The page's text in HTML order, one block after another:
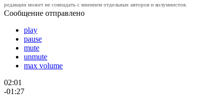
редакции может не совпадать с мнением отдельных авторов и колумнистов.
Сообщение отправлено
play
pause
mute
unmute
max volume
02:01
-01:27